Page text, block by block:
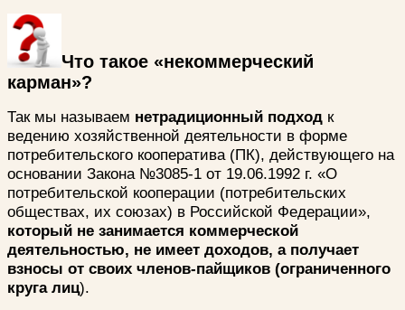
Что такое «некоммерческий
карман»?
Так мы называем нетрадиционный подход к
ведению хозяйственной деятельности в форме
потребительского кооператива (ПК), действующего на
основании Закона №3085-1 от 19.06.1992 г. «О
потребительской кооперации (потребительских
обществах, их союзах) в Российской Федерации»,
который не занимается коммерческой
деятельностью, не имеет доходов, а получает
взносы от своих членов-пайщиков (ограниченного
круга лиц).